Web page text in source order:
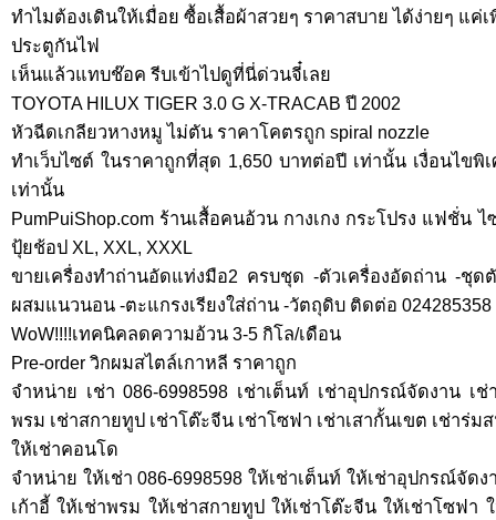
ทำไมต้องเดินให้เมื่อย ซื้อเสื้อผ้าสวยๆ ราคาสบาย ได้ง่ายๆ แค่เ
ประตูกันไฟ
เห็นแล้วแทบช๊อค รีบเข้าไปดูที่นี่ด่วนจี๋เลย
TOYOTA HILUX TIGER 3.0 G X-TRACAB ปี 2002
หัวฉีดเกลียวหางหมู ไม่ตัน ราคาโคตรถูก spiral nozzle
ทำเว็บไซต์ ในราคาถูกที่สุด 1,650 บาทต่อปี เท่านั้น เงื่อนไข
เท่านั้น
PumPuiShop.com ร้านเสื้อคนอ้วน กางเกง กระโปรง แฟชั่น
ปุ้ยช้อป XL, XXL, XXXL
ขายเครื่องทำถ่านอัดแท่งมือ2 ครบชุด -ตัวเครื่องอัดถ่าน -ชุด
ผสมแนวนอน -ตะแกรงเรียงใส่ถ่าน -วัตถุดิบ ติดต่อ 024285358
WoW!!!!เทคนิคลดความอ้วน 3-5 กิโล/เดือน
Pre-order วิกผมสไตล์เกาหลี ราคาถูก
จำหน่าย เช่า 086-6998598 เช่าเต็นท์ เช่าอุปกรณ์จัดงาน เ
พรม เช่าสกายทูป เช่าโต๊ะจีน เช่าโซฟา เช่าเสากั้นเขต เช่าร่ม
ให้เช่าคอนโด
จำหน่าย ให้เช่า 086-6998598 ให้เช่าเต็นท์ ให้เช่าอุปกรณ์จัด
เก้าอี้ ให้เช่าพรม ให้เช่าสกายทูป ให้เช่าโต๊ะจีน ให้เช่าโซฟา